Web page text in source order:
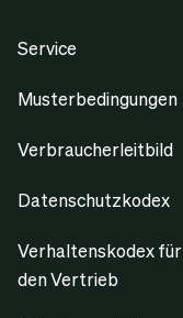
Service
Musterbedingungen
Verbraucherleitbild
Datenschutzkodex
Verhaltenskodex für
den Vertrieb